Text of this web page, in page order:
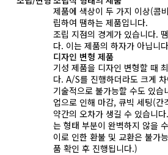
제품에 색상이 두 가지 이상(콤
립하여 땜하는 제품입니다.
조립 지점의 경계가 있습니다.
다. 이는 제품의 하자가 아닙니
디자인 변형 제품
기성 제품을 디자인 변형할 때
다. A/S를 진행하더라도 크게
기술적으로 불가능할 수도 있습
업으로 인해 마감, 큐빅 세팅(
약간의 오차가 생길 수 있습니
는 형태 부분이 완벽하지 않을
이로 인한 환불 및 교환은 불가
품 확인 후 진행됩니다.)